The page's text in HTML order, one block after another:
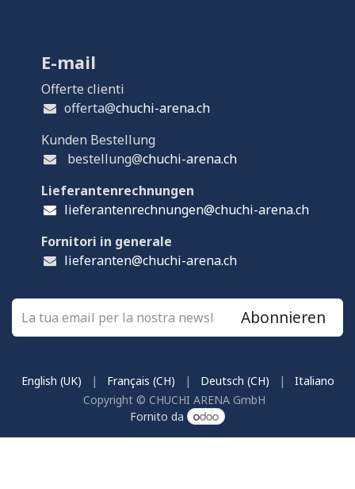
E-mail
Offerte clienti
offerta@chuchi-arena.ch
Kunden Bestellung
bestellung@chuchi-arena.ch
Lieferantenrechnungen
lieferantenrechnungen@chuchi-arena.ch
Fornitori in generale
lieferanten@chuchi-arena.ch
Abonnieren
Copyright © CHUCHI ARENA GmbH
English (UK) | Français (CH) | Deutsch (CH) | Italiano
Fornito da